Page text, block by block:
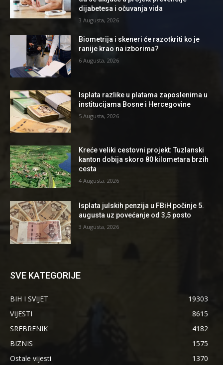
dijabetesa i očuvanja vida
3 Augusta, 2026
Biometrija i skeneri će razotkriti ko je
ranije krao na izborima?
6 Augusta, 2026
Isplata razlike u platama zaposlenima u
institucijama Bosne i Hercegovine
5 Augusta, 2026
Kreće veliki cestovni projekt: Tuzlanski
kanton dobija skoro 80 kilometara brzih
cesta
4 Augusta, 2026
Isplata julskih penzija u FBiH počinje 5.
augusta uz povećanje od 3,5 posto
3 Augusta, 2026
SVE KATEGORIJE
BIH I SVIJET
19303
VIJESTI
8615
SREBRENIK
4182
BIZNIS
1575
Ostale vijesti
1370